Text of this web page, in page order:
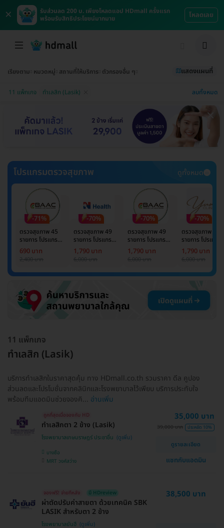
×
รับส่วนลด 200 บ. เพียงโหลดแอป HDmall ครั้งแรก
พร้อมรับสิทธิประโยชน์มากมาย
โหลดเลย
เรียงตาม หมวดหมู่ สถานที่ให้บริการ ตัวกรองอื่น ๆ แสดงแผนที่
11 แพ็กเกจ ทำเลสิก (Lasik) ลบทั้งหมด
โปรแกรมตรวจสุขภาพ ดูทั้งหมด
-71%
ตรวจสุขภาพ 45
รายการ โปรแกรม
Basic Lab
690 บาท
-70%
ตรวจสุขภาพ 49
รายการ โปรแกรม
Basic Lab +
Cancer Marker
1,790 บาท
-70%
ตรวจสุขภาพ 49
รายการ โปรแกรม
Basic Lab +
Cancer Marker
1,790 บาท
-70%
ตรวจสุขภาพ 49
รายการ โปรแกรม
Basic Lab +
Cancer
1,790 บาท
11 แพ็กเกจ
ทำเลสิก (Lasik)
บริการทำเลสิกในราคาสุดคุ้ม ทาง HDmall.co.th รวมราคา ดีล คูปอง
ส่วนลดและโปรโมชั่นจากคลินิกและโรงพยาบาลไว้เพียบ บริการประทับใจ
พร้อมทีมแอดมินช่วยจองคิ... อ่านเพิ่ม
ถูกที่สุดเมื่อจองกับ HD
ทำเลสิกตา 2 ข้าง (Lasik)
โรงพยาบาลเกษมราษฎร์ ประชาชื่น
บางซื่อ
MRT วงศ์สว่าง
35,000 บาท
39,000 บาท ประหยัด 10%
ดูรายละเอียด
แชทกับแอดมิน
จองฟรี! จ่ายทีหลัง มี HDreview
ผ่าตัดปรับค่าสายตา ด้วยเทคนิค SBK
LASIK สำหรับตา 2 ข้าง
โรงพยาบาลยันฮี
38,500 บาท